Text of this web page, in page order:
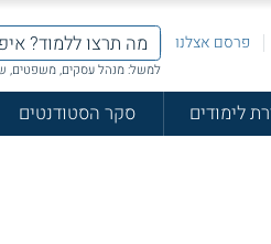
פרסם אצלנו
למשל: מנהל עסקים, משפטים,
לימודים סקר הסטודנטים